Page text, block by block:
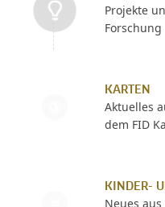
Projekte
KARTEN
Aktuelles
dem FID
KINDER-
Neues